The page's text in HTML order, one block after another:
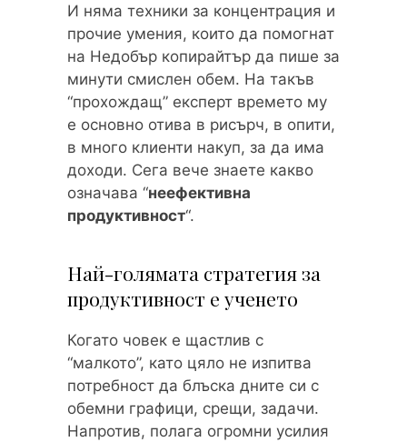
И няма техники за концентрация и
прочие умения, които да помогнат
на Недобър копирайтър да пише за
минути смислен обем. На такъв
“прохождащ” експерт времето му
е основно отива в рисърч, в опити,
в много клиенти накуп, за да има
доходи. Сега вече знаете какво
означава “неефективна
продуктивност“.
Най-голямата стратегия за
продуктивност е ученето
Когато човек е щастлив с
“малкото”, като цяло не изпитва
потребност да блъска дните си с
обемни графици, срещи, задачи.
Напротив, полага огромни усилия